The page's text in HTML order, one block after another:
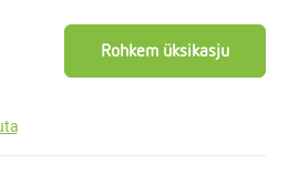
Rohkem üksikasju